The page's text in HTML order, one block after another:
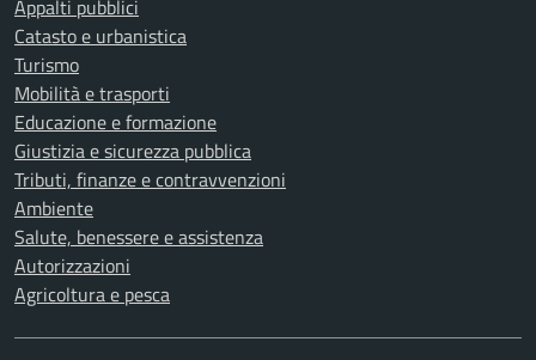
Appalti pubblici
Catasto e urbanistica
Turismo
Mobilità e trasporti
Educazione e formazione
Giustizia e sicurezza pubblica
Tributi, finanze e contravvenzioni
Ambiente
Salute, benessere e assistenza
Autorizzazioni
Agricoltura e pesca